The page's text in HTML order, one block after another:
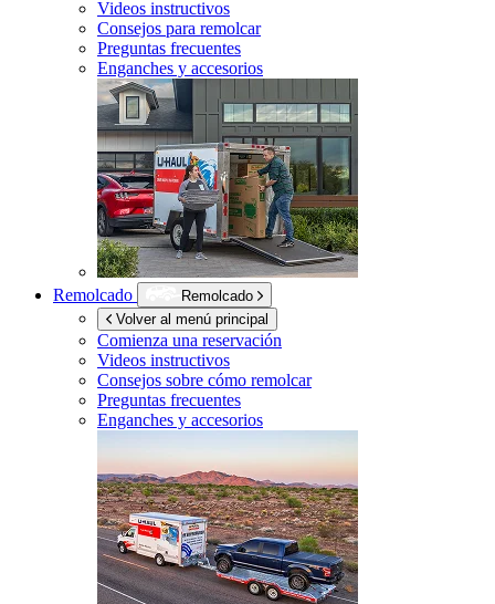
Videos instructivos
Consejos para remolcar
Preguntas frecuentes
Enganches y accesorios
Remolcado
Remolcado
Volver al menú principal
Comienza una reservación
Videos instructivos
Consejos sobre cómo remolcar
Preguntas frecuentes
Enganches y accesorios